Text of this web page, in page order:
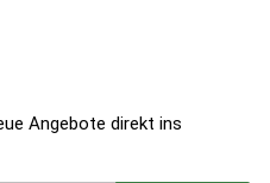
Angebote direkt ins